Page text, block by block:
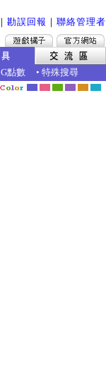
｜ 勘誤回報 ｜ 聯絡管理者
G點數 • 特殊搜尋